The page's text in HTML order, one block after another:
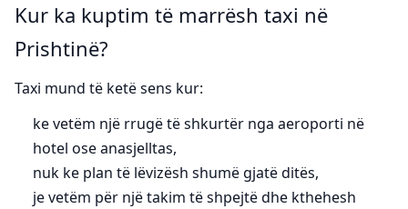
Kur ka kuptim të marrësh taxi në
Prishtinë?
Taxi mund të ketë sens kur:
ke vetëm një rrugë të shkurtër nga aeroporti në
hotel ose anasjelltas,
nuk ke plan të lëvizësh shumë gjatë ditës,
je vetëm për një takim të shpejtë dhe kthehesh